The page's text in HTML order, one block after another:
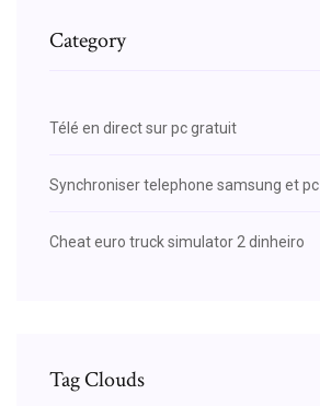
Category
Télé en direct sur pc gratuit
Synchroniser telephone samsung et pc
Cheat euro truck simulator 2 dinheiro
Tag Clouds